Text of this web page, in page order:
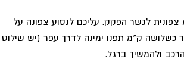
למעין עין תינה מתחיל כ-3 ק"מ צפונית לגשר הפקק. עליכם לנסוע צפונה על
כשלושה ק"מ תפנו ימינה לדרך עפר (יש שילוט
ולהמשיך ברגל.